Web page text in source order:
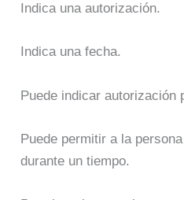
Indica una autorización.
Indica una fecha.
Puede indicar autorización
Puede permitir a la
durante un tiempo.